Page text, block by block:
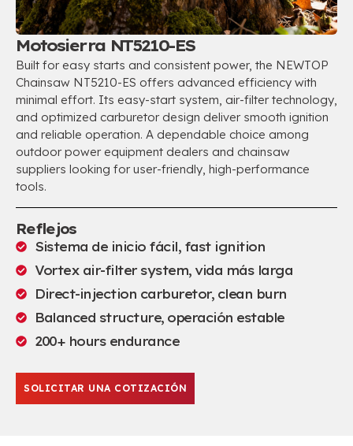
Motosierra NT5210-ES
Built for easy starts and consistent power, the NEWTOP
Chainsaw NT5210-ES offers advanced efficiency with
minimal effort. Its easy-start system, air-filter technology,
and optimized carburetor design deliver smooth ignition
and reliable operation. A dependable choice among
outdoor power equipment dealers and chainsaw
suppliers looking for user-friendly, high-performance
tools.
Reflejos
Sistema de inicio fácil, fast ignition
Vortex air-filter system, vida más larga
Direct-injection carburetor, clean burn
Balanced structure, operación estable
200+ hours endurance
SOLICITAR UNA COTIZACIÓN